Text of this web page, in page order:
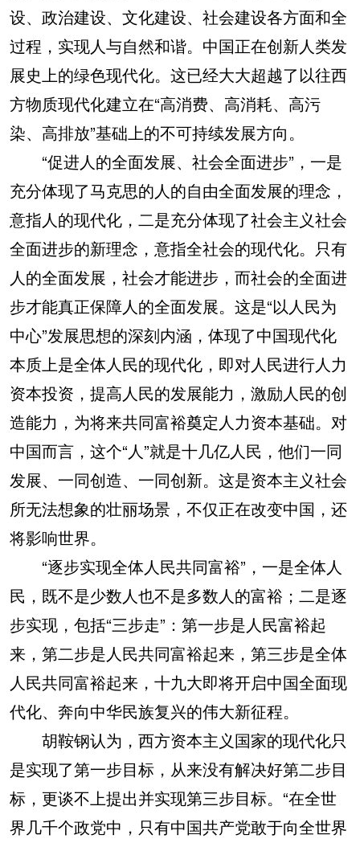
设、政治建设、文化建设、社会建设各方面和全
过程，实现人与自然和谐。中国正在创新人类发
展史上的绿色现代化。这已经大大超越了以往西
方物质现代化建立在“高消费、高消耗、高污
染、高排放”基础上的不可持续发展方向。
“促进人的全面发展、社会全面进步”，一是
充分体现了马克思的人的自由全面发展的理念，
意指人的现代化，二是充分体现了社会主义社会
全面进步的新理念，意指全社会的现代化。只有
人的全面发展，社会才能进步，而社会的全面进
步才能真正保障人的全面发展。这是“以人民为
中心”发展思想的深刻内涵，体现了中国现代化
本质上是全体人民的现代化，即对人民进行人力
资本投资，提高人民的发展能力，激励人民的创
造能力，为将来共同富裕奠定人力资本基础。对
中国而言，这个“人”就是十几亿人民，他们一同
发展、一同创造、一同创新。这是资本主义社会
所无法想象的壮丽场景，不仅正在改变中国，还
将影响世界。
“逐步实现全体人民共同富裕”，一是全体人
民，既不是少数人也不是多数人的富裕；二是逐
步实现，包括“三步走”：第一步是人民富裕起
来，第二步是人民共同富裕起来，第三步是全体
人民共同富裕起来，十九大即将开启中国全面现
代化、奔向中华民族复兴的伟大新征程。
胡鞍钢认为，西方资本主义国家的现代化只
是实现了第一步目标，从来没有解决好第二步目
标，更谈不上提出并实现第三步目标。“在全世
界几千个政党中，只有中国共产党敢于向全世界